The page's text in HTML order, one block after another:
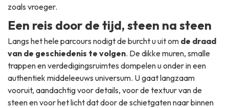
zoals vroeger.
Een reis door de tijd, steen na steen
Langs het hele parcours nodigt de burcht u uit om de draad
van de geschiedenis te volgen. De dikke muren, smalle
trappen en verdedigingsruimtes dompelen u onder in een
authentiek middeleeuws universum. U gaat langzaam
vooruit, aandachtig voor details, voor de textuur van de
steen en voor het licht dat door de schietgaten naar binnen